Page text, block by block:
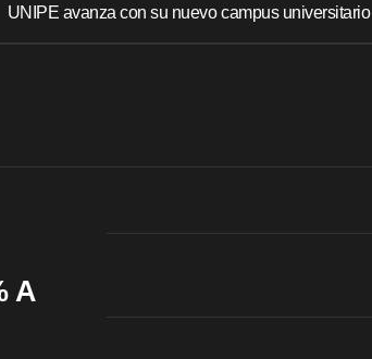
UNIPE avanza con su nuevo campus universitario
A